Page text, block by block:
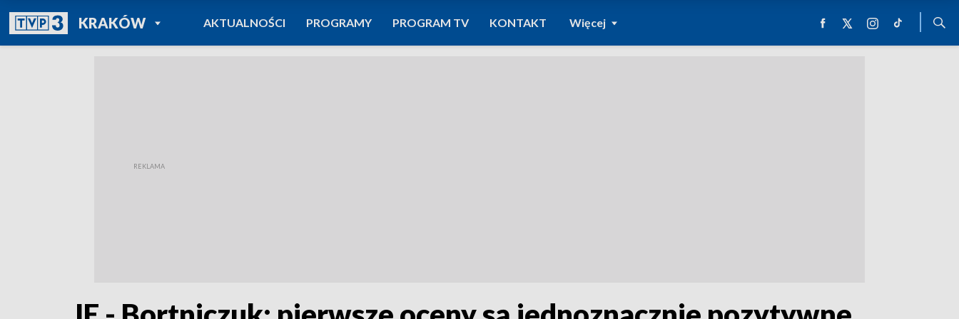
KRAKÓWPOWRÓT DO
TVP REGIONY
AKTUALNOŚCI PROGRAMY PROGRAM TV KONTAKT Więcej